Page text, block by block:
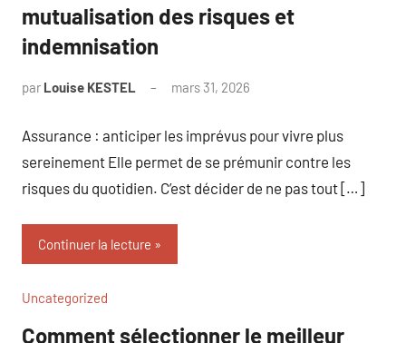
mutualisation des risques et
indemnisation
par Louise KESTEL mars 31, 2026
Assurance : anticiper les imprévus pour vivre plus
sereinement Elle permet de se prémunir contre les
risques du quotidien. C’est décider de ne pas tout […]
Continuer la lecture
Uncategorized
Comment sélectionner le meilleur